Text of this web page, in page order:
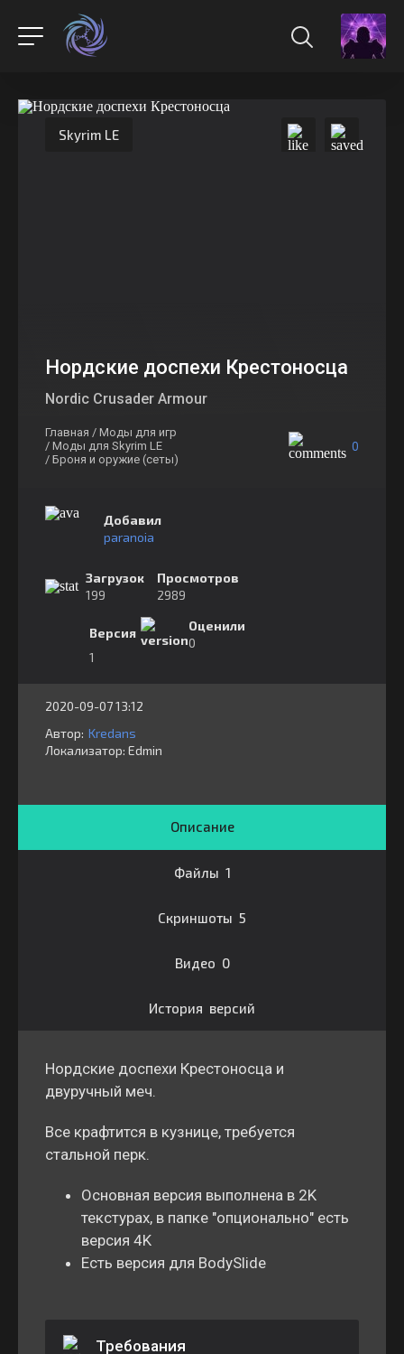
Skyrim LE
Нордские доспехи Крестоносца
Nordic Crusader Armour
Главная / Моды для игр
/ Моды для Skyrim LE
/ Броня и оружие (сеты)
0
Добавил
paranoia
Загрузок
199
Просмотров
2989
Версия
1
Оценили
0
2020-09-07 13:12
Автор: Kredans
Локализатор: ⁣⁣⁣Edmin
Описание
Файлы 1
Скриншоты 5
Видео 0
История версий
Нордские доспехи Крестоносца и
двуручный меч.
Все крафтится в кузнице, требуется
стальной перк.
Основная версия выполнена в 2K
текстурах, в папке "опционально" есть
версия 4K
Есть версия для BodySlide
Требования